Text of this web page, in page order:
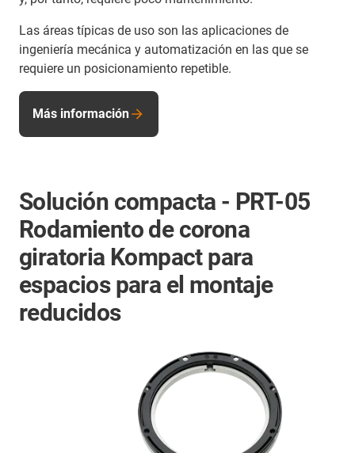
Las áreas típicas de uso son las aplicaciones de
ingeniería mecánica y automatización en las que se
requiere un posicionamiento repetible.
Más información
Solución compacta - PRT-05
Rodamiento de corona
giratoria Kompact para
espacios para el montaje
reducidos